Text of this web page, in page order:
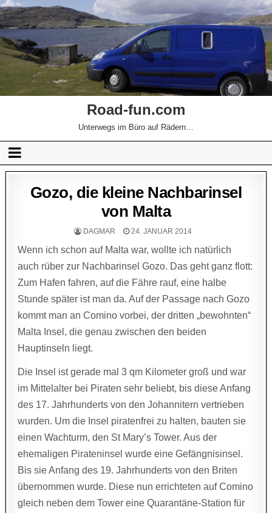
Road-fun.com
Unterwegs im Büro auf Rädern…
Gozo, die kleine Nachbarinsel
von Malta
DAGMAR 24. JANUAR 2014
Wenn ich schon auf Malta war, wollte ich natürlich
auch rüber zur Nachbarinsel Gozo. Das geht ganz flott:
Zum Hafen fahren, auf die Fähre rauf, eine halbe
Stunde später ist man da. Auf der Passage nach Gozo
kommt man an Comino vorbei, der dritten „bewohnten“
Malta Insel, die genau zwischen den beiden
Hauptinseln liegt.
Die Insel ist gerade mal 3 qm Kilometer groß und war
im Mittelalter bei Piraten sehr beliebt, bis diese Anfang
des 17. Jahrhunderts von den Johannitern vertrieben
wurden. Um die Insel piratenfrei zu halten, bauten sie
einen Wachturm, den St Mary’s Tower. Aus der
ehemaligen Pirateninsel wurde eine Gefängnisinsel.
Bis sie Anfang des 19. Jahrhunderts von den Briten
übernommen wurde. Diese nun errichteten auf Comino
gleich neben dem Tower eine Quarantäne-Station für